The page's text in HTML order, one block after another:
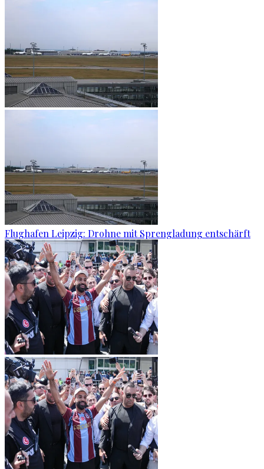
Flughafen Leipzig: Drohne mit Sprengladung entschärft